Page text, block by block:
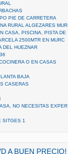
PIE DE CARRETERA
RURAL ALGEZARES MUR
CASA, PISCINA, PISTA DE
2500MTR EN MURC
DEL HUEZNAR
O EN CASAS
BAJA
CASERAS
NO NECESITAS EXPER
SITGES 1
A BUEN PRECIO!